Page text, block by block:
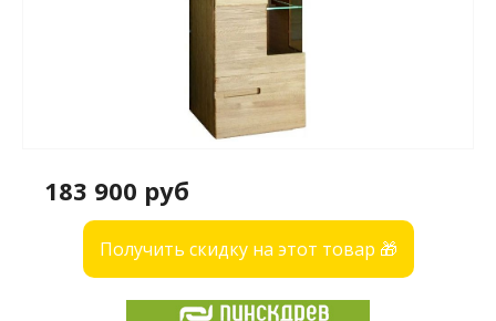
183 900 руб
Получить скидку на этот товар 🎁